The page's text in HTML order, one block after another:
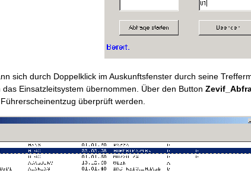
sich durch Doppelklick im Auskunftsfenster durch seine
Einsatzleitsystem übernommen. Über den Button
überprüft werden.